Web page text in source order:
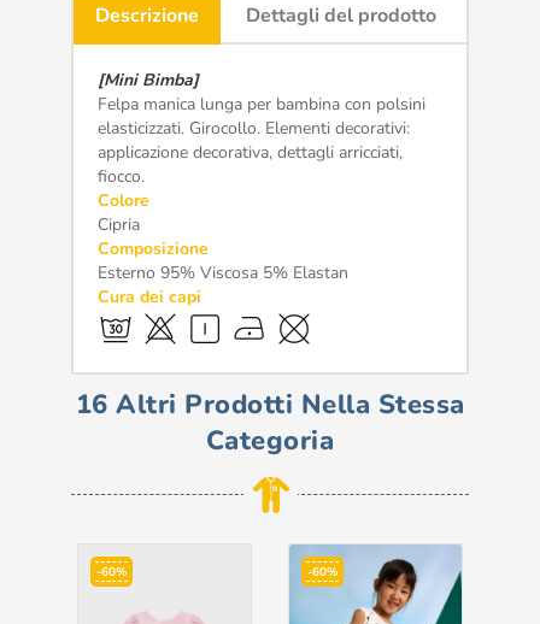
Descrizione Dettagli del prodotto
[Mini Bimba]
Felpa manica lunga per bambina con polsini
elasticizzati. Girocollo. Elementi decorativi:
applicazione decorativa, dettagli arricciati,
fiocco.
Colore
Cipria
Composizione
Esterno 95% Viscosa 5% Elastan
Cura dei capi
16 Altri Prodotti Nella Stessa
Categoria
-60% -60%